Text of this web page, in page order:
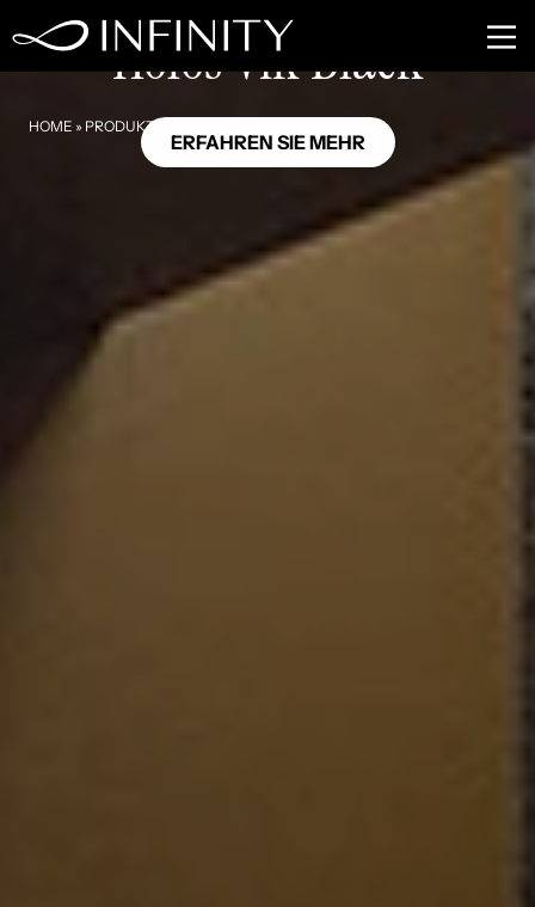
HOME » PRODUKTE
HL02
Holos Vik Black
ERFAHREN SIE MEHR